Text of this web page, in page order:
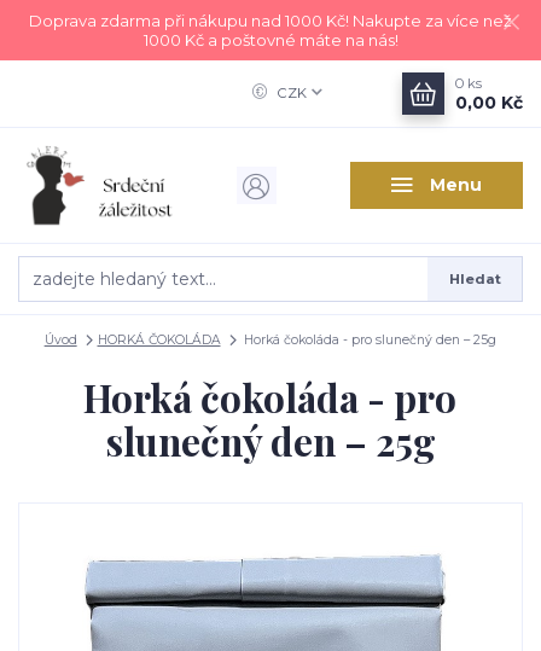
Doprava zdarma při nákupu nad 1000 Kč! Nakupte za více než
1000 Kč a poštovné máte na nás!
Menu
CZK
Hledat
0 ks
0,00 Kč
Úvod HORKÁ ČOKOLÁDA Horká čokoláda - pro slunečný den – 25g
Horká čokoláda - pro
slunečný den – 25g